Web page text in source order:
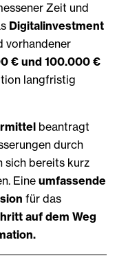
Zeit und
Digitalinvestment
vorhandener
€ und 100.000 €
langfristig
beantragt
durch
sich bereits kurz
Eine umfassende
für das
auf dem Weg